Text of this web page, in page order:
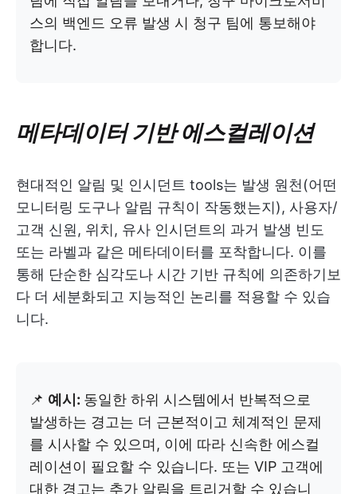
스의 백엔드 오류 발생 시 청구 팀에 통보해야
합니다.
메타데이터 기반 에스컬레이션
현대적인 알림 및 인시던트 tools는 발생 원천(어떤
모니터링 도구나 알림 규칙이 작동했는지), 사용자/
고객 신원, 위치, 유사 인시던트의 과거 발생 빈도
또는 라벨과 같은 메타데이터를 포착합니다. 이를
통해 단순한 심각도나 시간 기반 규칙에 의존하기보
다 더 세분화되고 지능적인 논리를 적용할 수 있습
니다.
📌 예시: 동일한 하위 시스템에서 반복적으로
발생하는 경고는 더 근본적이고 체계적인 문제
를 시사할 수 있으며, 이에 따라 신속한 에스컬
레이션이 필요할 수 있습니다. 또는 VIP 고객에
대한 경고는 추가 알림을 트리거할 수 있습니